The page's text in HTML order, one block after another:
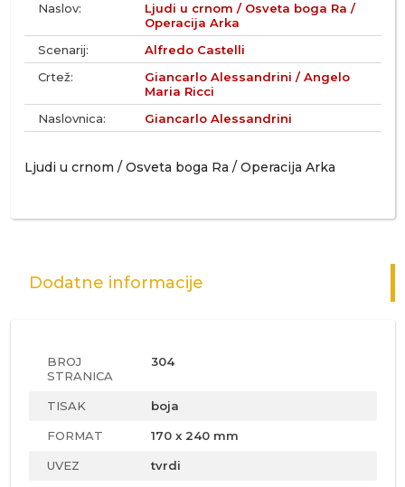
Naslov:
Ljudi u crnom / Osveta boga Ra /
Operacija Arka
Scenarij:
Alfredo Castelli
Crtež:
Giancarlo Alessandrini / Angelo
Maria Ricci
Naslovnica:
Giancarlo Alessandrini
Ljudi u crnom / Osveta boga Ra / Operacija Arka
Dodatne informacije
BROJ
STRANICA
304
TISAK boja
FORMAT 170 x 240 mm
UVEZ tvrdi